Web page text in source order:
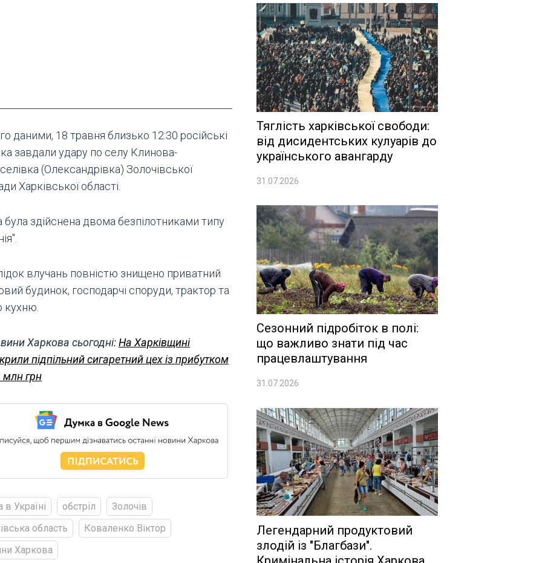
даними, 18 травня близько 12:30 російські
завдали удару по селу Клинова-
(Олександрівка) Золочівської
Харківської області.
була здійснена двома безпілотниками типу
влучань повністю знищено приватний
будинок, господарчі споруди, трактор та
кухню.
Харкова сьогодні:На Харківщині
підпільний сигаретний цех із прибутком
млн грн
в Україні обстріл
Золочів
область
Коваленко Віктор
Харкова
Тяглість харківської свободи:
від дисидентських кулуарів до
українського авангарду
31.07.2026
Сезонний підробіток в полі:
що важливо знати під час
працевлаштування
31.07.2026
Легендарний продуктовий
злодій із "Благбази".